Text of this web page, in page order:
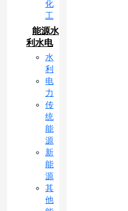
化
工
能源水
利水电
水
利
电
力
传
统
能
源
新
能
源
其
他